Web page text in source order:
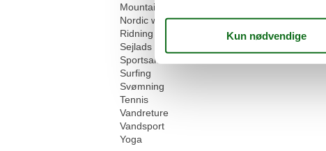
Mountainbike
Nordic walking
Ridning
Sejlads
Sportsaktiviteter
Surfing
Svømning
Tennis
Vandreture
Vandsport
Yoga